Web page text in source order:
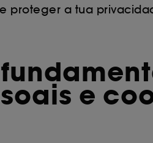
proteger a tua
e